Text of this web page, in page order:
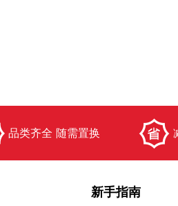
品类齐全 随需置换
新手指南